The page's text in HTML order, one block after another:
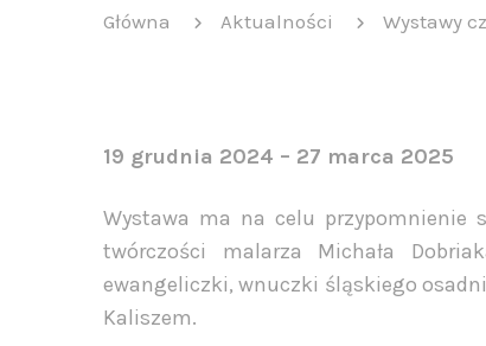
Główna Aktualności Wystawy
19 grudnia 2024 – 27 marca 2025
Wystawa ma na celu przypomnienie
twórczości malarza Michała
ewangeliczki, wnuczki śląskiego
Kaliszem.